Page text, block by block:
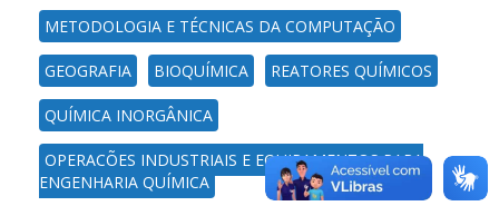
METODOLOGIA E TÉCNICAS DA COMPUTAÇÃO
GEOGRAFIA BIOQUÍMICA REATORES QUÍMICOS
QUÍMICA INORGÂNICA
OPERAÇÕES INDUSTRIAIS E EQUIPAMENTOS PARA
ENGENHARIA QUÍMICA